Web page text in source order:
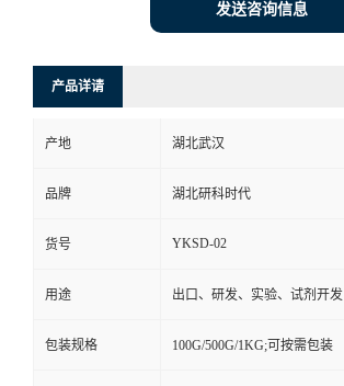
发送咨询信息
产品详请
产地 湖北武汉
品牌 湖北研科时代
货号 YKSD-02
用途 出口、研发、实验、试剂开发
包装规格 100G/500G/1KG;可按需包装